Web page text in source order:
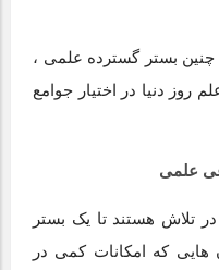
بستر گسترده علمی ،
روز دنیا در اختیار جوامع
علمی
تلاش هستند تا یک بستر
هایی که امکانات کمی در